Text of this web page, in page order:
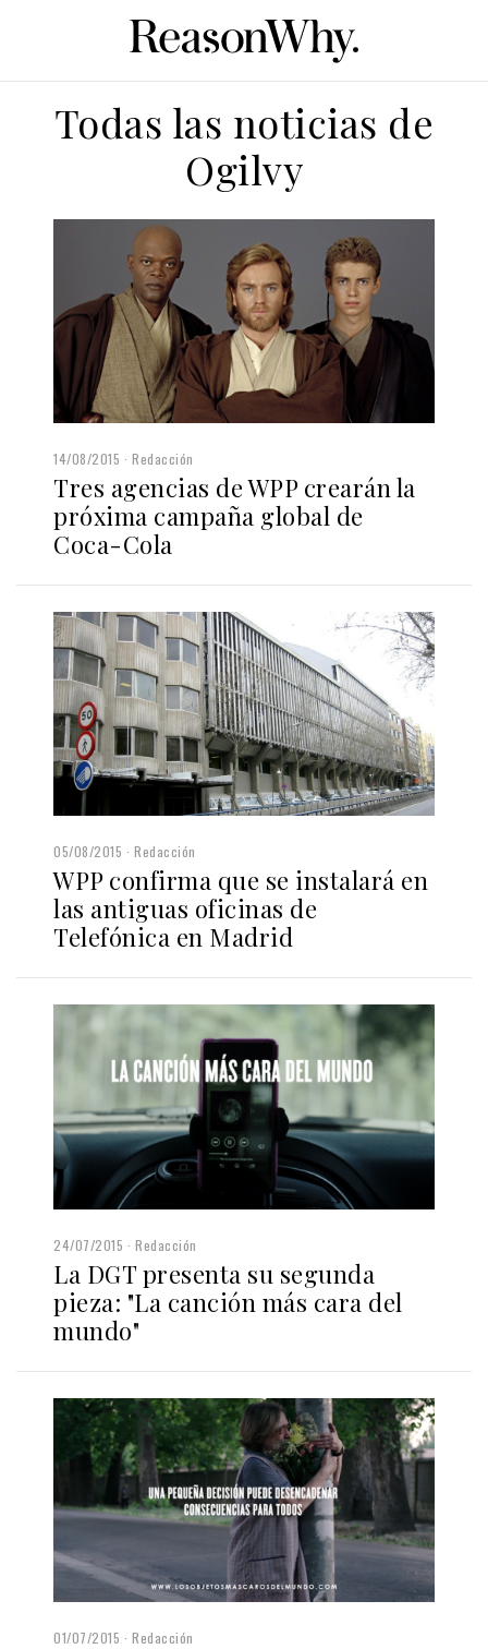
Todas las noticias de
Ogilvy
14/08/2015 Redacción
Tres agencias de WPP crearán la
próxima campaña global de
Coca-Cola
05/08/2015 Redacción
WPP confirma que se instalará en
las antiguas oficinas de
Telefónica en Madrid
24/07/2015 Redacción
La DGT presenta su segunda
pieza: "La canción más cara del
mundo"
01/07/2015 Redacción